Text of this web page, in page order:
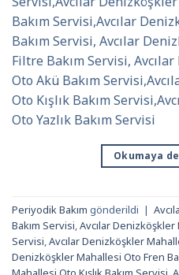
Bakım Servisi,Avcılar
Bakım Servisi, Avcılar
Filtre Bakım Servisi,
Oto Akü Bakım
Oto Kışlık Bakım
Oto Yazlık Bakım Servisi
Okumaya
Periyodik Bakım gönderildi |
Bakım Servisi,Avcılar Denizköşkler
Servisi,Avcılar Denizköşkler
Denizköşkler Mahallesi Oto Fren